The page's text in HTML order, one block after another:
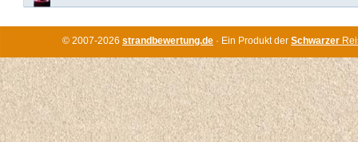
© 2007-2026 strandbewertung.de · Ein Produkt der Schwarzer